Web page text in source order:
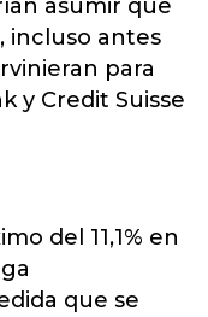
asumir que
incluso antes
para
y Credit Suisse
del 11,1% en
que se